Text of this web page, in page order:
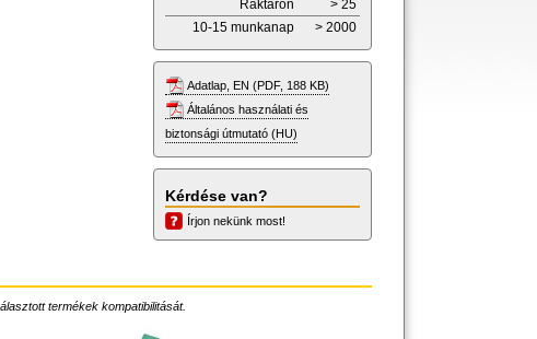
Raktáron
> 25
10-15 munkanap
> 2000
Adatlap, EN (PDF, 188 KB)
Általános használati és
biztonsági útmutató (HU)
Kérdése van?
Írjon nekünk most!
termékek kompatibilitását.